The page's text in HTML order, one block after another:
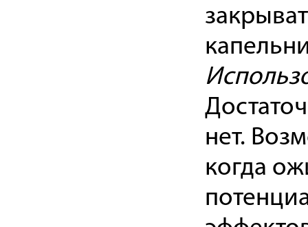
нет.
когда